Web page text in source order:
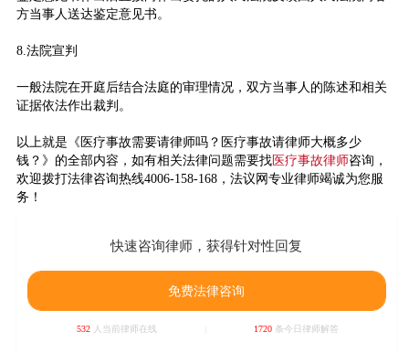
方当事人送达鉴定意见书。
8.法院宣判
一般法院在开庭后结合法庭的审理情况，双方当事人的陈述和相关
证据依法作出裁判。
以上就是《医疗事故需要请律师吗？医疗事故请律师大概多少
钱？》的全部内容，如有相关法律问题需要找医疗事故律师咨询，
欢迎拨打法律咨询热线4006-158-168，法议网专业律师竭诚为您服
务！
快速咨询律师，获得针对性回复
免费法律咨询
532 人当前律师在线 1720条今日律师解答